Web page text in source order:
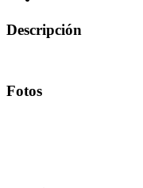
Descripción
Fotos